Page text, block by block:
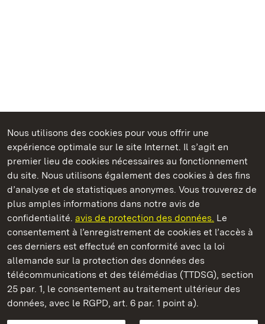
Nous utilisons des cookies pour vous offrir une
expérience optimale sur le site Internet. Il s’agit en
premier lieu de cookies nécessaires au fonctionnement
du site. Nous utilisons également des cookies à des fins
d’analyse et de statistiques anonymes. Vous trouverez de
plus amples informations dans notre avis de
confidentialité. avis de protection des données. Le
consentement à l’enregistrement de cookies et l’accès à
ces derniers est effectué en conformité avec la loi
allemande sur la protection des données des
télécommunications et des télémédias (TTDSG), section
25 par. 1, le consentement au traitement ultérieur des
données, avec le RGPD, art. 6 par. 1 point a).
Châteaux et jardins publics du Bade-Wurtemberg
Staatliche Schlösser und Gärten Baden‑Württemberg
Châteaux et jardins publics du Bade-Wurtemberg
ContactFAQ et réponsesMentions légales
Protection des données
Explications sur l’accessibilité
BITV-konform (geprüfte Seiten)